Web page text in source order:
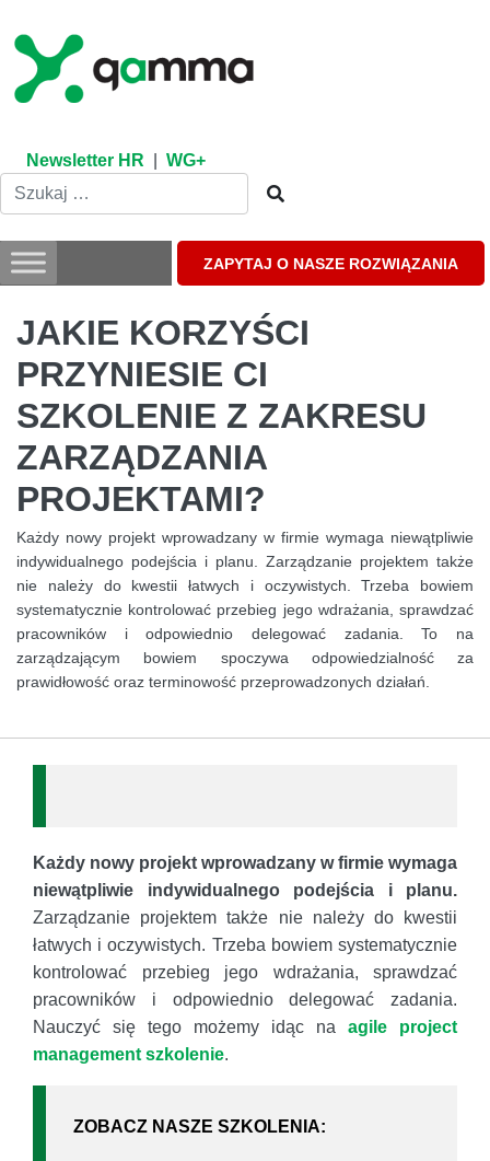
content
Newsletter HR WG+
ZAPYTAJ O NASZE ROZWIĄZANIA
JAKIE KORZYŚCI
PRZYNIESIE CI
SZKOLENIE Z ZAKRESU
ZARZĄDZANIA
PROJEKTAMI?
Każdy nowy projekt wprowadzany w firmie wymaga niewątpliwie
indywidualnego podejścia i planu. Zarządzanie projektem także
nie należy do kwestii łatwych i oczywistych. Trzeba bowiem
systematycznie kontrolować przebieg jego wdrażania, sprawdzać
pracowników i odpowiednio delegować zadania. To na
zarządzającym bowiem spoczywa odpowiedzialność za
prawidłowość oraz terminowość przeprowadzonych działań.
Każdy nowy projekt wprowadzany w firmie wymaga
niewątpliwie indywidualnego podejścia i planu.
Zarządzanie projektem także nie należy do kwestii
łatwych i oczywistych. Trzeba bowiem systematycznie
kontrolować przebieg jego wdrażania, sprawdzać
pracowników i odpowiednio delegować zadania.
Nauczyć się tego możemy idąc na agile project
management szkolenie.
ZOBACZ NASZE SZKOLENIA: